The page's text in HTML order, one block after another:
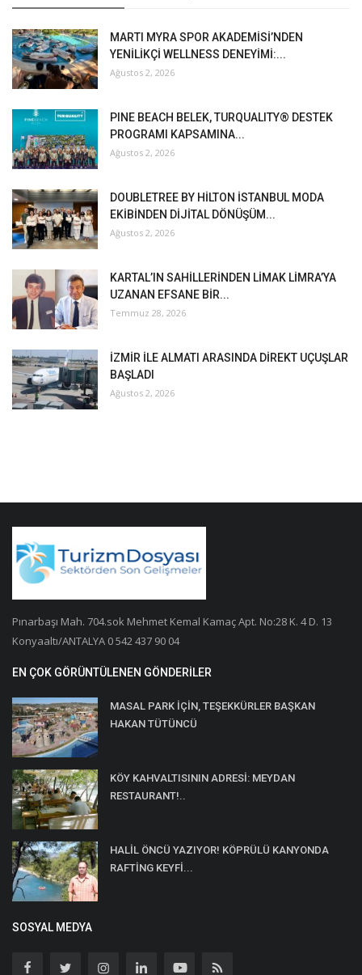
MARTI MYRA SPOR AKADEMİSİ’NDEN
YENİLİKÇİ WELLNESS DENEYİMİ:...
Ağustos 2, 2026
PINE BEACH BELEK, TURQUALITY® DESTEK
PROGRAMI KAPSAMINA...
Ağustos 2, 2026
DOUBLETREE BY HİLTON İSTANBUL MODA
EKİBİNDEN DİJİTAL DÖNÜŞÜM...
Ağustos 2, 2026
KARTAL’IN SAHİLLERİNDEN LİMAK LİMRA’YA
UZANAN EFSANE BİR...
Temmuz 28, 2026
İZMİR İLE ALMATI ARASINDA DİREKT UÇUŞLAR
BAŞLADI
Ağustos 2, 2026
Pınarbaşı Mah. 704.sok Mehmet Kemal Kamaç Apt. No:28 K. 4 D. 13
Konyaaltı/ANTALYA 0 542 437 90 04
EN ÇOK GÖRÜNTÜLENEN GÖNDERILER
MASAL PARK İÇİN, TEŞEKKÜRLER BAŞKAN
HAKAN TÜTÜNCÜ
KÖY KAHVALTISININ ADRESİ: MEYDAN
RESTAURANT!..
HALİL ÖNCÜ YAZIYOR! KÖPRÜLÜ KANYONDA
RAFTİNG KEYFİ...
SOSYAL MEDYA